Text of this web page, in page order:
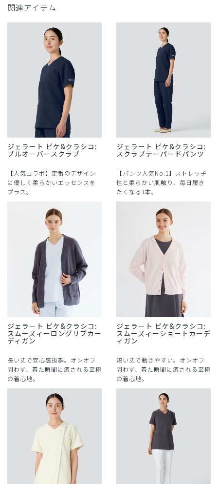
関連アイテム
ジェラート ピケ&クラシコ:
プルオーバースクラブ
【人気コラボ】定番のデザイン
に優しく柔らかいエッセンスを
プラス。
ジェラート ピケ&クラシコ:
スクラブテーパードパンツ
【パンツ人気No.1】ストレッチ
性と柔らかい肌触り、毎日履き
たくなる1本。
ジェラート ピケ&クラシコ:
スムーズィーロングリブカー
ディガン
長い丈で安心感抜群。オンオフ
問わず、着た瞬間に癒される至極
の着心地。
ジェラート ピケ&クラシコ:
スムーズィーショートカーデ
ィガン
短い丈で動きやすい。オンオフ
問わず、着た瞬間に癒される至極
の着心地。